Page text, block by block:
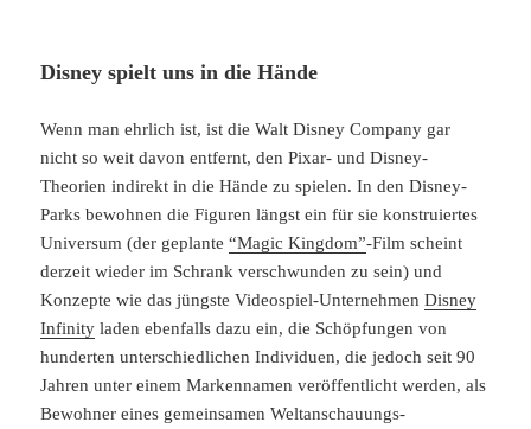
Disney spielt uns in die Hände
Wenn man ehrlich ist, ist die Walt Disney Company gar
nicht so weit davon entfernt, den Pixar- und Disney-
Theorien indirekt in die Hände zu spielen. In den Disney-
Parks bewohnen die Figuren längst ein für sie konstruiertes
Universum (der geplante“Magic Kingdom”-Film scheint
derzeit wieder im Schrank verschwunden zu sein) und
Konzepte wie das jüngste Videospiel-UnternehmenDisney
Infinity laden ebenfalls dazu ein, die Schöpfungen von
hunderten unterschiedlichen Individuen, die jedoch seit 90
Jahren unter einem Markennamen veröffentlicht werden, als
Bewohner eines gemeinsamen Weltanschauungs-